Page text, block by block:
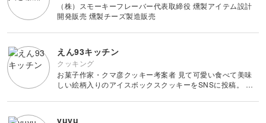
（株）スモーキーフレーバー代表取締役 燻製アイテム設計
開発販売 燻製チーズ製造販売
えん93キッチン
クッキング
お菓子作家・クマ彦クッキー考案者 見て可愛い食べて美味
しい絵柄入りのアイスボックスクッキーをSNSに投稿。 丁
のファンに支持され、Instagramのフォロワーは15
yuyu